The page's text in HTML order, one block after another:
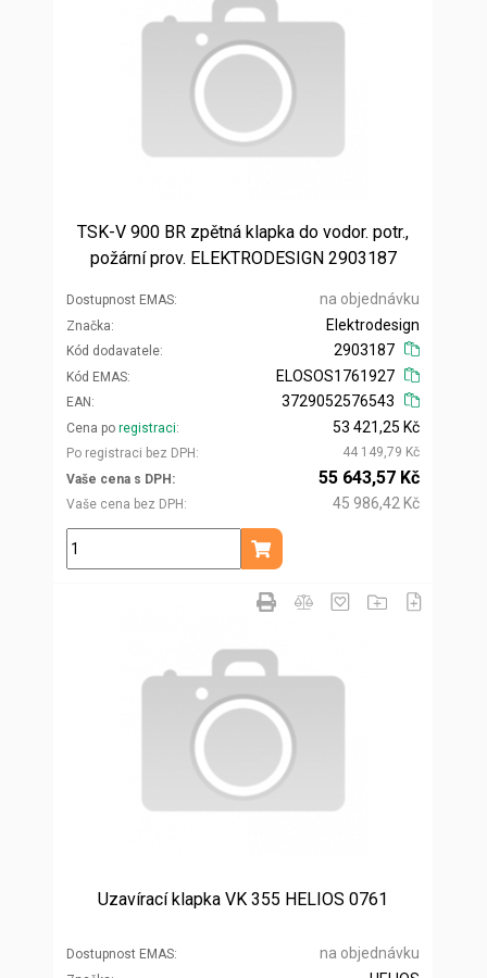
TSK-V 900 BR zpětná klapka do vodor. potr.,
požární prov. ELEKTRODESIGN 2903187
Dostupnost EMAS na objednávku
Značka
Kód dodavatele
Elektrodesign
2903187
Kód EMAS
EAN
ELOSOS1761927
3729052576543
Cena po registraci
Po registraci bez DPH
53 421,25 Kč
44 149,79 Kč
Vaše cena s DPH
Vaše cena bez DPH
55 643,57 Kč
45 986,42 Kč
ks
Přidat do košíku
Uzavírací klapka VK 355 HELIOS 0761
Dostupnost EMAS na objednávku